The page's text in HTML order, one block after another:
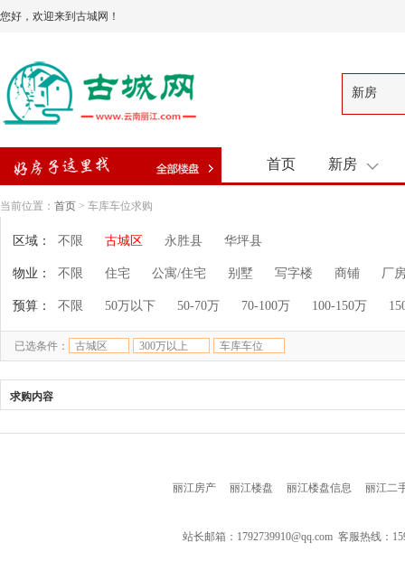
您好，欢迎来到古城网！
新房
首页 新房
当前位置： 首页 > 车库车位求购
区域： 不限 古城区 永胜县 华坪县
物业： 不限 住宅 公寓/住宅 别墅 写字楼 商铺 厂
预算： 不限 50万以下 50-70万 70-100万 100-150万
已选条件： 古城区 300万以上 车库车位
求购内容
丽江房产 丽江楼盘 丽江楼盘信息 丽江二
站长邮箱：1792739910@qq.com 客服热线：